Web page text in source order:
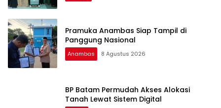
Pramuka Anambas Siap Tampil di
Panggung Nasional
Anambas 8 Agustus 2026
BP Batam Permudah Akses Alokasi
Tanah Lewat Sistem Digital